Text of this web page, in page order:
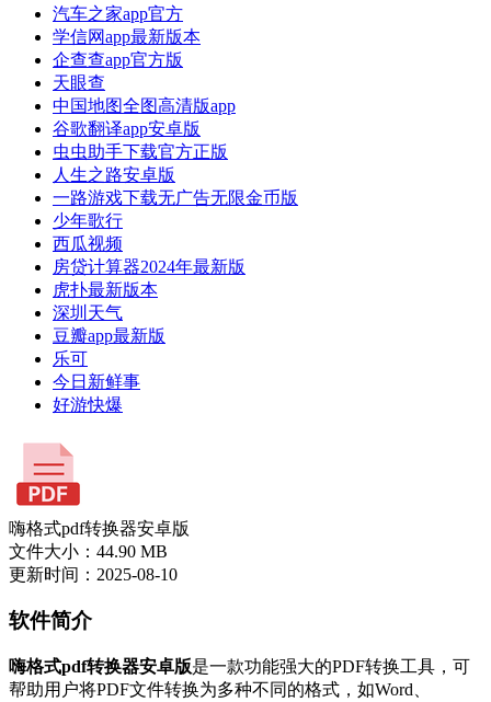
汽车之家app官方
学信网app最新版本
企查查app官方版
天眼查
中国地图全图高清版app
谷歌翻译app安卓版
虫虫助手下载官方正版
人生之路安卓版
一路游戏下载无广告无限金币版
少年歌行
西瓜视频
房贷计算器2024年最新版
虎扑最新版本
深圳天气
豆瓣app最新版
乐可
今日新鲜事
好游快爆
嗨格式pdf转换器安卓版
文件大小：44.90 MB
更新时间：2025-08-10
软件简介
嗨格式pdf转换器安卓版是一款功能强大的PDF转换工具，可
帮助用户将PDF文件转换为多种不同的格式，如Word、